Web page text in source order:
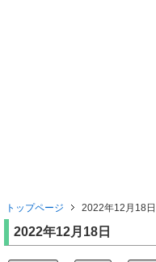
トップページ 2022年12月18日
2022年12月18日